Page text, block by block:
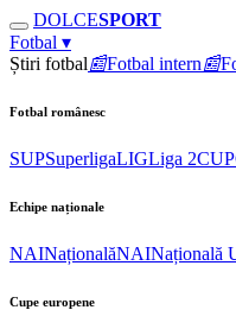
DOLCESPORT
Fotbal ▾
Știri fotbal📰Fotbal intern📰
Fotbal românesc
SUPSuperligaLIGLiga 2CUP
Echipe naționale
NAINaționalăNAINațională
Cupe europene